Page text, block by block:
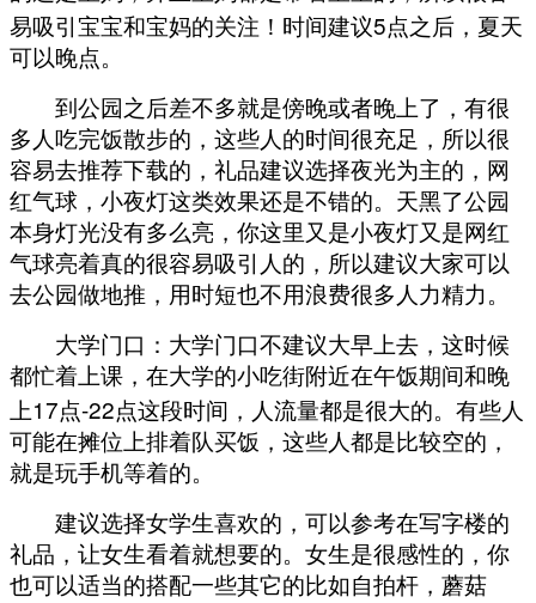
易吸引宝宝和宝妈的关注！时间建议5点之后，夏天
可以晚点。
到公园之后差不多就是傍晚或者晚上了，有很
多人吃完饭散步的，这些人的时间很充足，所以很
容易去推荐下载的，礼品建议选择夜光为主的，网
红气球，小夜灯这类效果还是不错的。天黑了公园
本身灯光没有多么亮，你这里又是小夜灯又是网红
气球亮着真的很容易吸引人的，所以建议大家可以
去公园做地推，用时短也不用浪费很多人力精力。
大学门口：大学门口不建议大早上去，这时候
都忙着上课，在大学的小吃街附近在午饭期间和晚
上17点-22点这段时间，人流量都是很大的。有些人
可能在摊位上排着队买饭，这些人都是比较空的，
就是玩手机等着的。
建议选择女学生喜欢的，可以参考在写字楼的
礼品，让女生看着就想要的。女生是很感性的，你
也可以适当的搭配一些其它的比如自拍杆，蘑菇